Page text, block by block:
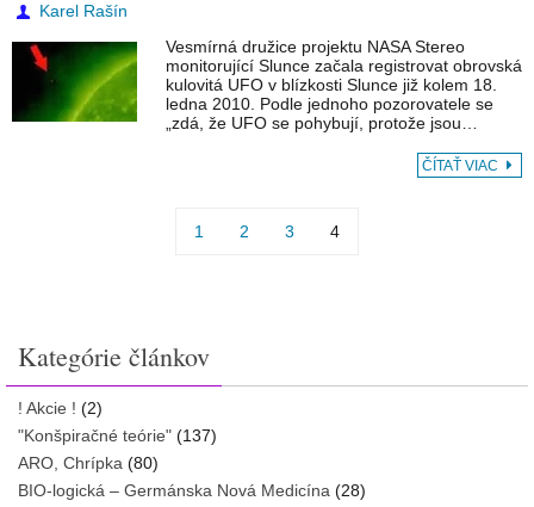
Karel Rašín
Vesmírná družice projektu NASA Stereo
monitorující Slunce začala registrovat obrovská
kulovitá UFO v blízkosti Slunce již kolem 18.
ledna 2010. Podle jednoho pozorovatele se
„zdá, že UFO se pohybují, protože jsou…
ČÍTAŤ VIAC
1 2 3 4
Kategórie článkov
! Akcie ! (2)
"Konšpiračné teórie" (137)
ARO, Chrípka (80)
BIO-logická – Germánska Nová Medicína (28)